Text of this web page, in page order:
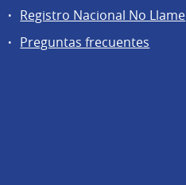
Registro Nacional No Llame
Preguntas frecuentes